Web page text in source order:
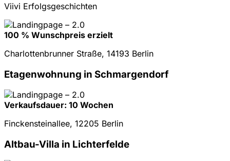
Viivi Erfolgsgeschichten
100 % Wunschpreis erzielt
Charlottenbrunner Straße, 14193 Berlin
Etagenwohnung in Schmargendorf
Verkaufsdauer: 10 Wochen
Finckensteinallee, 12205 Berlin
Altbau-Villa in Lichterfelde